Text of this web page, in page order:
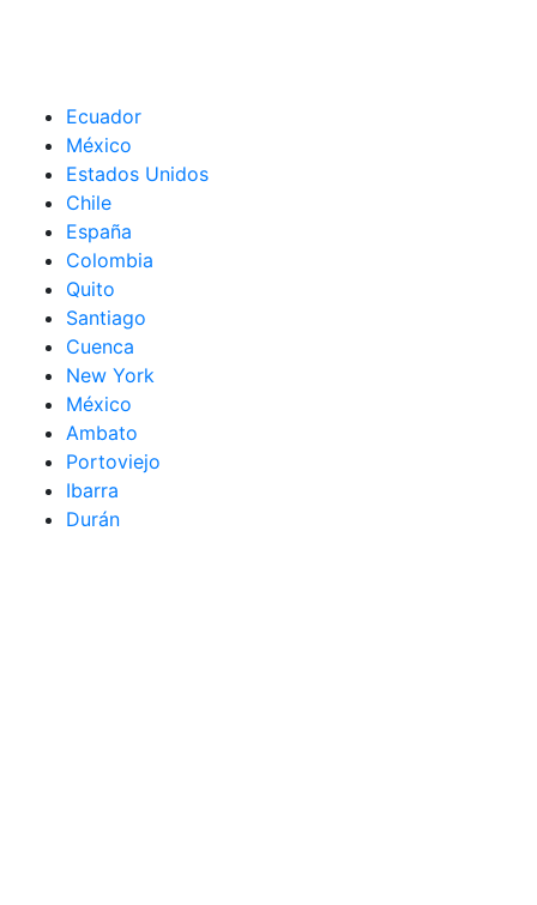
Ecuador
México
Estados Unidos
Chile
España
Colombia
Quito
Santiago
Cuenca
New York
México
Ambato
Portoviejo
Ibarra
Durán